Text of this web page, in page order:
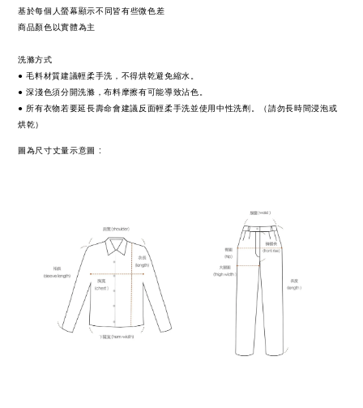
基於每個人螢幕顯示不同皆有些微色差
商品顏色以實體為主
洗滌方式
● 毛料材質建議輕柔手洗，不得烘乾避免縮水。
● 深淺色須分開洗滌，布料摩擦有可能導致沾色。
● 所有衣物若要延長壽命會建議反面輕柔手洗並使用中性洗劑。（請勿長時間浸泡或
烘乾）
圖為尺寸丈量示意圖 :